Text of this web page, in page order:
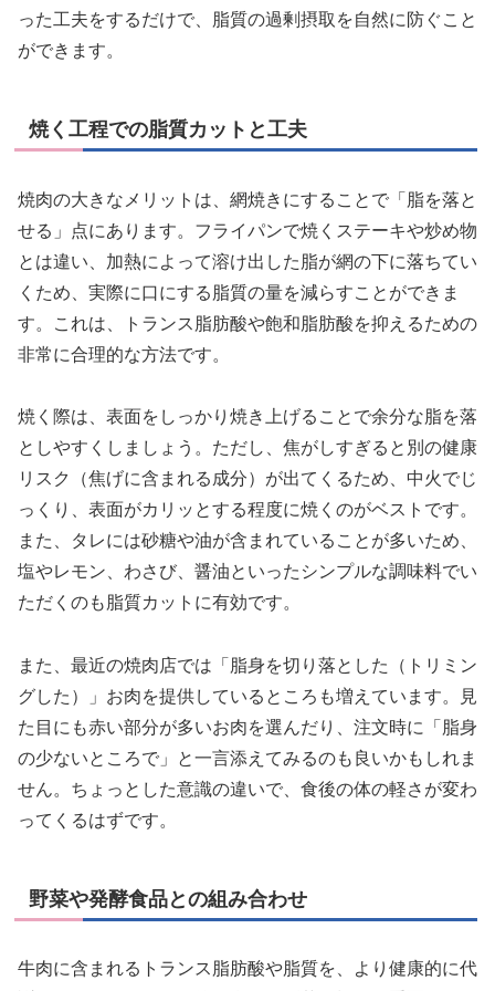
った工夫をするだけで、脂質の過剰摂取を自然に防ぐこと
ができます。
焼く工程での脂質カットと工夫
焼肉の大きなメリットは、網焼きにすることで「脂を落と
せる」点にあります。フライパンで焼くステーキや炒め物
とは違い、加熱によって溶け出した脂が網の下に落ちてい
くため、実際に口にする脂質の量を減らすことができま
す。これは、トランス脂肪酸や飽和脂肪酸を抑えるための
非常に合理的な方法です。
焼く際は、表面をしっかり焼き上げることで余分な脂を落
としやすくしましょう。ただし、焦がしすぎると別の健康
リスク（焦げに含まれる成分）が出てくるため、中火でじ
っくり、表面がカリッとする程度に焼くのがベストです。
また、タレには砂糖や油が含まれていることが多いため、
塩やレモン、わさび、醤油といったシンプルな調味料でい
ただくのも脂質カットに有効です。
また、最近の焼肉店では「脂身を切り落とした（トリミン
グした）」お肉を提供しているところも増えています。見
た目にも赤い部分が多いお肉を選んだり、注文時に「脂身
の少ないところで」と一言添えてみるのも良いかもしれま
せん。ちょっとした意識の違いで、食後の体の軽さが変わ
ってくるはずです。
野菜や発酵食品との組み合わせ
牛肉に含まれるトランス脂肪酸や脂質を、より健康的に代